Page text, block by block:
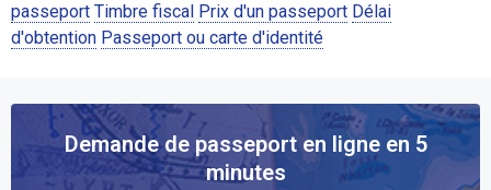
passeport Timbre fiscal Prix d'un passeport Délai
d'obtention Passeport ou carte d'identité
Demande de passeport en ligne en 5
minutes